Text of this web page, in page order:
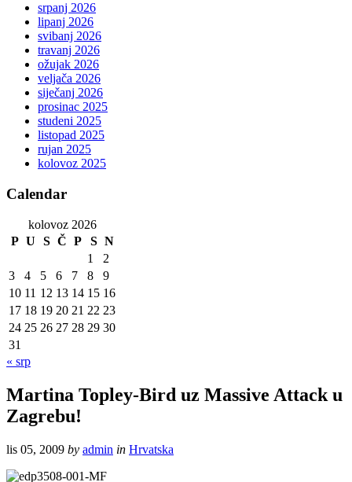
srpanj 2026
lipanj 2026
svibanj 2026
travanj 2026
ožujak 2026
veljača 2026
siječanj 2026
prosinac 2025
studeni 2025
listopad 2025
rujan 2025
kolovoz 2025
Calendar
kolovoz 2026
P U S Č P S N
1
2
3
4 5 6 7 8
9
10 11 12 13 14 15 16
17 18 19 20 21 22 23
24 25 26 27 28 29 30
31
« srp
Martina Topley-Bird uz Massive Attack u
Zagrebu!
lis 05, 2009 by admin in Hrvatska